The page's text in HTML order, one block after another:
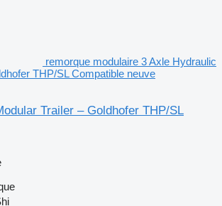
remorque modulaire 3 Axle Hydraulic
THP/SL Compatible neuve
Trailer – Goldhofer THP/SL